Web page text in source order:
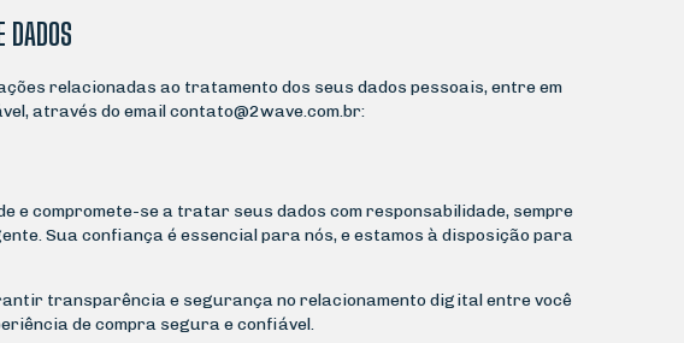
DADOS
relacionadas ao tratamento dos seus dados pessoais, entre em
através do emailcontato@2wave.com.br:
e compromete-se a tratar seus dados com responsabilidade, sempre
Sua confiança é essencial para nós, e estamos à disposição para
transparência e segurança no relacionamento digital entre você
de compra segura e confiável.